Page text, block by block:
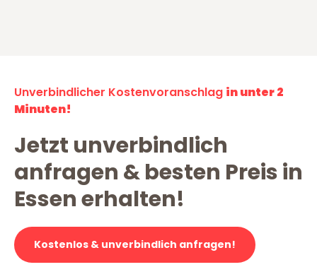
Unverbindlicher Kostenvoranschlag in unter 2
Minuten!
Jetzt unverbindlich
anfragen & besten Preis in
Essen erhalten!
Kostenlos & unverbindlich anfragen!